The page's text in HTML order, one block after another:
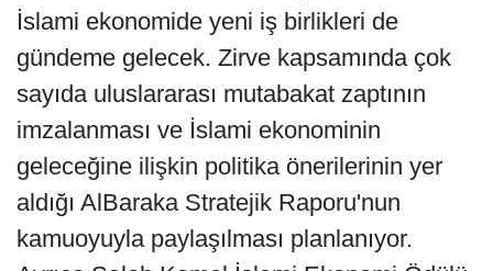
İslami ekonomide yeni iş birlikleri de
gündeme gelecek. Zirve kapsamında çok
sayıda uluslararası mutabakat zaptının
imzalanması ve İslami ekonominin
geleceğine ilişkin politika önerilerinin yer
aldığı AlBaraka Stratejik Raporu'nun
kamuoyuyla paylaşılması planlanıyor.